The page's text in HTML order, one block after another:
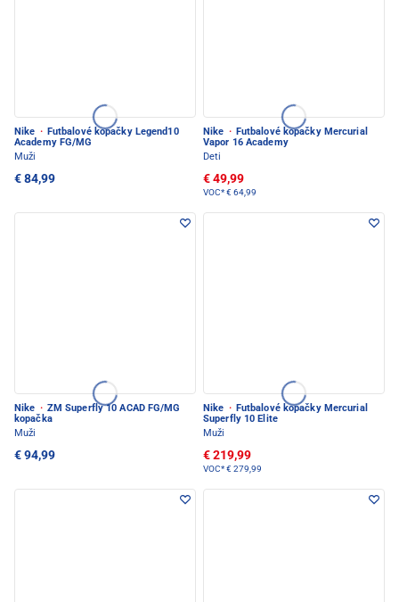
Nike · Futbalové kopačky Legend10
Academy FG/MG
Muži
€ 84,99
Nike · Futbalové kopačky Mercurial
Vapor 16 Academy
Deti
€ 49,99
VOC*€ 64,99
Nike · ZM Superfly 10 ACAD FG/MG
kopačka
Muži
€ 94,99
Nike · Futbalové kopačky Mercurial
Superfly 10 Elite
Muži
€ 219,99
VOC*€ 279,99